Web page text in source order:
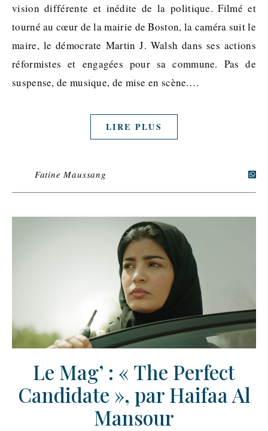
vision différente et inédite de la politique. Filmé et
tourné au cœur de la mairie de Boston, la caméra suit le
maire, le démocrate Martin J. Walsh dans ses actions
réformistes et engagées pour sa commune. Pas de
suspense, de musique, de mise en scène.…
LIRE PLUS
Fatine Maussang
Le Mag’ : « The Perfect
Candidate », par Haifaa Al
Mansour